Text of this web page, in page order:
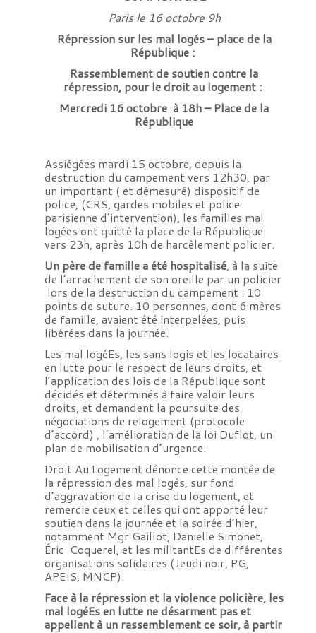
Paris le 16 octobre 9h
Répression sur les mal logés – place de la
République :
Rassemblement de soutien contre la
répression, pour le droit au logement :
Mercredi 16 octobre à 18h – Place de la
République
Assiégées mardi 15 octobre, depuis la
destruction du campement vers 12h30, par
un important ( et démesuré) dispositif de
police, (CRS, gardes mobiles et police
parisienne d’intervention), les familles mal
logées ont quitté la place de la République
vers 23h, après 10h de harcèlement policier.
Un père de famille a été hospitalisé, à la suite
de l’arrachement de son oreille par un policier
lors de la destruction du campement : 10
points de suture. 10 personnes, dont 6 mères
de famille, avaient été interpelées, puis
libérées dans la journée.
Les mal logéEs, les sans logis et les locataires
en lutte pour le respect de leurs droits, et
l’application des lois de la République sont
décidés et déterminés à faire valoir leurs
droits, et demandent la poursuite des
négociations de relogement (protocole
d’accord) , l’amélioration de la loi Duflot, un
plan de mobilisation d’urgence.
Droit Au Logement dénonce cette montée de
la répression des mal logés, sur fond
d’aggravation de la crise du logement, et
remercie ceux et celles qui ont apporté leur
soutien dans la journée et la soirée d’hier,
notamment Mgr Gaillot, Danielle Simonet,
Éric Coquerel, et les militantEs de différentes
organisations solidaires (Jeudi noir, PG,
APEIS, MNCP).
Face à la répression et la violence policière, les
mal logéEs en lutte ne désarment pas et
appellent à un rassemblement ce soir, à partir